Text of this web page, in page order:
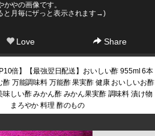
やの画像です。
と月毎にザっと表示されます→)
Love Share
倍】【最強翌日配送】おいしい酢 955ml 6本
酢 万能調味料 万能酢 果実酢 健康 おいしいお酢
味しい酢 みかん酢 みかん果実酢 調味料 漬け物
まろやか 料理 酢のもの